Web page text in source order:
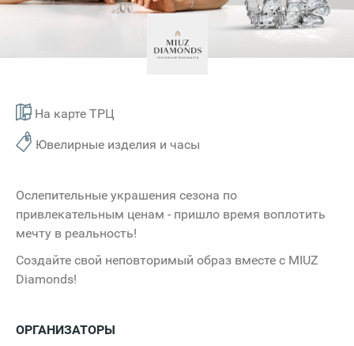
На карте ТРЦ
Ювелирные изделия и часы
Ослепительные украшения сезона по
привлекательным ценам - пришло время воплотить
мечту в реальность!
Создайте свой неповторимый образ вместе с MIUZ
Diamonds!
ОРГАНИЗАТОРЫ